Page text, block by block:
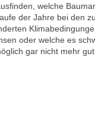
welche
der Jahre bei den
oder welche es
gar nicht mehr